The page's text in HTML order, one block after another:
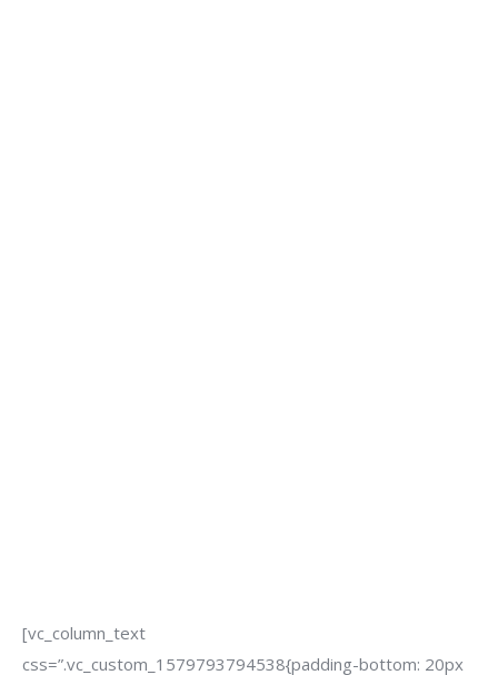
[vc_column_text
css=”.vc_custom_1579793794538{padding-bottom: 20px